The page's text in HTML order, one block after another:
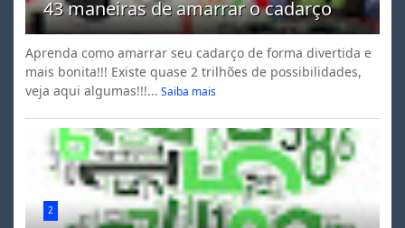
43 maneiras de amarrar o cadarço
Aprenda como amarrar seu cadarço de forma divertida e
mais bonita!!! Existe quase 2 trilhões de possibilidades,
veja aqui algumas!!!... Saiba mais
2